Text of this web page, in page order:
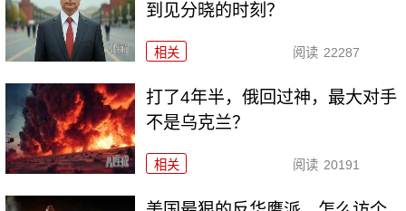
到见分晓的时刻？
相关 阅读 22287
打了4年半，俄回过神，最大对手
不是乌克兰？
相关 阅读 20191